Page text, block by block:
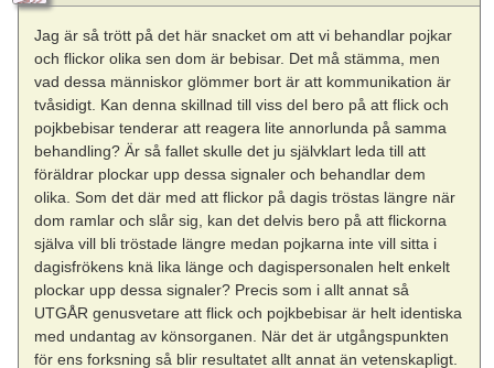
Jag är så trött på det här snacket om att vi behandlar pojkar
och flickor olika sen dom är bebisar. Det må stämma, men
vad dessa människor glömmer bort är att kommunikation är
tvåsidigt. Kan denna skillnad till viss del bero på att flick och
pojkbebisar tenderar att reagera lite annorlunda på samma
behandling? Är så fallet skulle det ju självklart leda till att
föräldrar plockar upp dessa signaler och behandlar dem
olika. Som det där med att flickor på dagis tröstas längre när
dom ramlar och slår sig, kan det delvis bero på att flickorna
själva vill bli tröstade längre medan pojkarna inte vill sitta i
dagisfrökens knä lika länge och dagispersonalen helt enkelt
plockar upp dessa signaler? Precis som i allt annat så
UTGÅR genusvetare att flick och pojkbebisar är helt identiska
med undantag av könsorganen. När det är utgångspunkten
för ens forksning så blir resultatet allt annat än vetenskapligt.